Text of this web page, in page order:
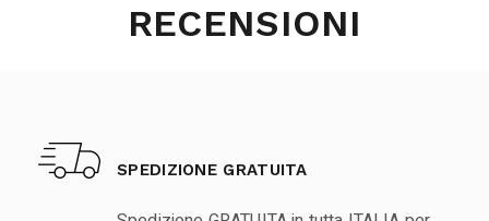
RECENSIONI
SPEDIZIONE GRATUITA